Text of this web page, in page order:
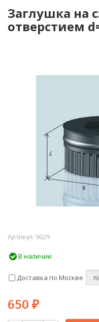
Заглушка на
отверстием
Артикул: 9029
В наличии
Доставка по Москве
650 ₽